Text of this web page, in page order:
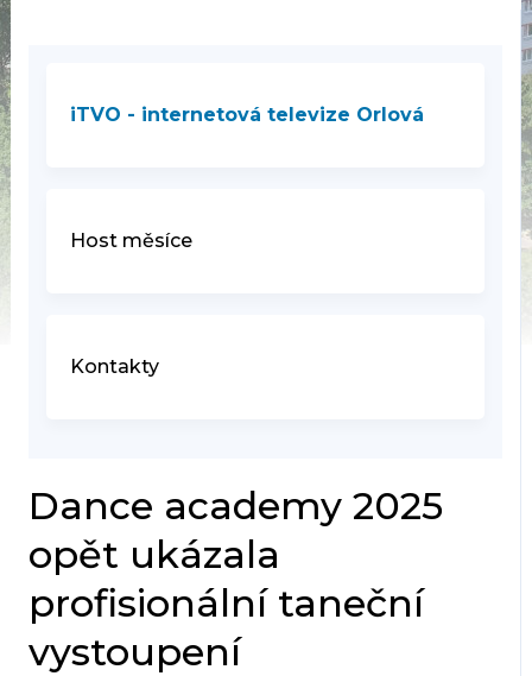
iTVO - internetová televize Orlová
Host měsíce
Kontakty
Dance academy 2025
opět ukázala
profisionální taneční
vystoupení